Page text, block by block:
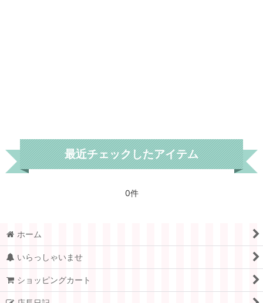
スイス
イギリス
ポーランド
最近チェックしたアイテム
0件
ホーム
いらっしゃいませ
ショッピングカート